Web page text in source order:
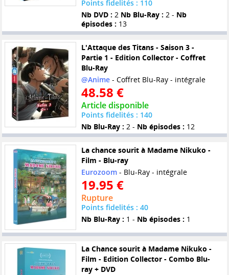
Points fidelités : 110
Nb DVD : 2 Nb Blu-Ray : 2 - Nb
épisodes : 13
L'Attaque des Titans - Saison 3 -
Partie 1 - Edition Collector - Coffret
Blu-Ray
@Anime- Coffret Blu-Ray - intégrale
48.58 €
Article disponible
Points fidelités : 140
Nb Blu-Ray : 2 - Nb épisodes : 12
La chance sourit à Madame Nikuko -
Film - Blu-ray
Eurozoom- Blu-Ray - intégrale
19.95 €
Rupture
Points fidelités : 40
Nb Blu-Ray : 1 - Nb épisodes : 1
La Chance sourit à Madame Nikuko -
Film - Edition Collector - Combo Blu-
ray + DVD